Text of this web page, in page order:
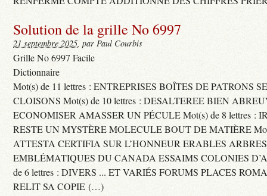
Solution de la grille No 6997
21 septembre 2025, par Paul Courbis
Grille No 6997 Facile
Dictionnaire
Mot(s) de 11 lettres : ENTREPRISES BOÎTES DE PATRONS
CLOISONS Mot(s) de 10 lettres : DESALTEREE BIEN
ECONOMISER AMASSER UN PÉCULE Mot(s) de 8 lettres :
RESTE UN MYSTÈRE MOLECULE BOUT DE MATIÈRE
ATTESTA CERTIFIA SUR L’HONNEUR ERABLES ARBRES
EMBLÉMATIQUES DU CANADA ESSAIMS COLONIES
de 6 lettres : DIVERS ... ET VARIÉS FORUMS PLACES
RELIT SA COPIE (…)